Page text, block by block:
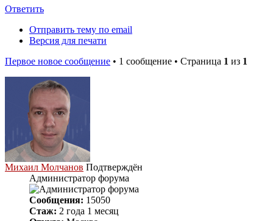
Ответить
Отправить тему по email
Версия для печати
Первое новое сообщение • 1 сообщение • Страница 1 из 1
Михаил Молчанов Подтверждён
Администратор форума
Сообщения: 15050
Стаж: 2 года 1 месяц